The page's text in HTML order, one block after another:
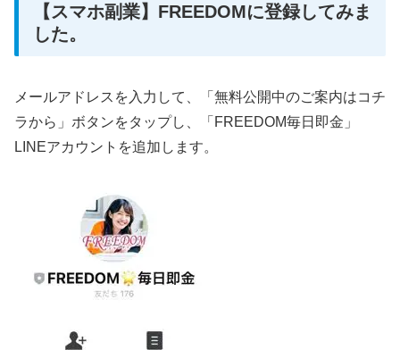
【スマホ副業】FREEDOMに登録してみま
した。
メールアドレスを入力して、「無料公開中のご案内はコチ
ラから」ボタンをタップし、「FREEDOM毎日即金」
LINEアカウントを追加します。